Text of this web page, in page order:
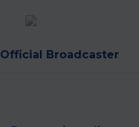
Official Broadcaster